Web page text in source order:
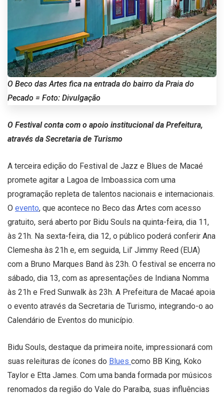
O Beco das Artes fica na entrada do bairro da Praia do
Pecado = Foto: Divulgação
O Festival conta com o apoio institucional da Prefeitura,
através da Secretaria de Turismo
A terceira edição do Festival de Jazz e Blues de Macaé
promete agitar a Lagoa de Imboassica com uma
programação repleta de talentos nacionais e internacionais.
O evento, que acontece no Beco das Artes com acesso
gratuito, será aberto por Bidu Souls na quinta-feira, dia 11,
às 21h. Na sexta-feira, dia 12, o público poderá conferir Ana
Clemesha às 21h e, em seguida, Lil’ Jimmy Reed (EUA)
com a Bruno Marques Band às 23h. O festival se encerra no
sábado, dia 13, com as apresentações de Indiana Nomma
às 21h e Fred Sunwalk às 23h. A Prefeitura de Macaé apoia
o evento através da Secretaria de Turismo, integrando-o ao
Calendário de Eventos do município.
Bidu Souls, destaque da primeira noite, impressionará com
suas releituras de ícones do Blues como BB King, Koko
Taylor e Etta James. Com uma banda formada por músicos
renomados da região do Vale do Paraíba, suas influências